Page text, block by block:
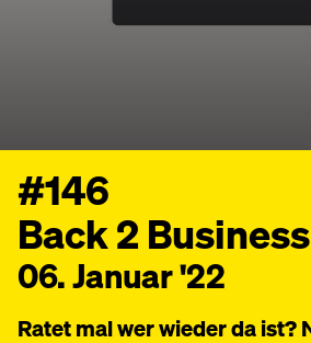
#146
Back 2 Business
06. Januar '22
Ratet mal wer wieder da ist?